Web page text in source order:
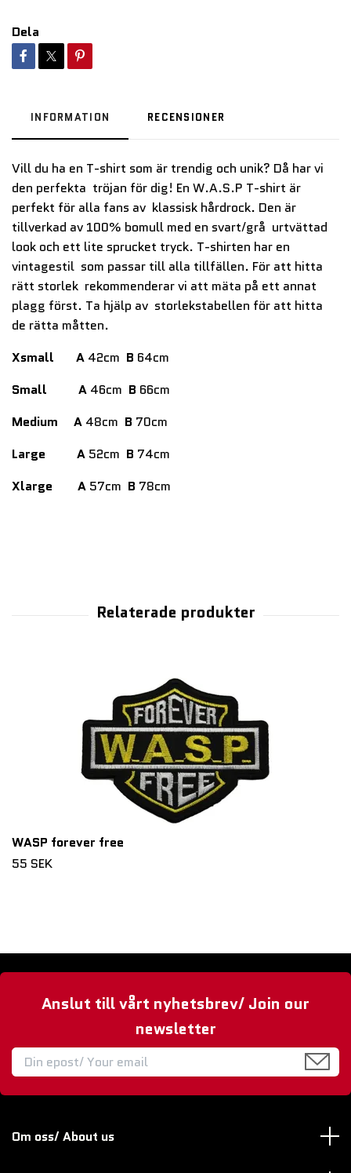
Dela
INFORMATION RECENSIONER
Vill du ha en T-shirt som är trendig och unik? Då har vi
den perfekta tröjan för dig! En W.A.S.P T-shirt är
perfekt för alla fans av klassisk hårdrock. Den är
tillverkad av 100% bomull med en svart/grå urtvättad
look och ett lite sprucket tryck. T-shirten har en
vintagestil som passar till alla tillfällen. För att hitta
rätt storlek rekommenderar vi att mäta på ett annat
plagg först. Ta hjälp av storlekstabellen för att hitta
de rätta måtten.
Xsmall
A 42cm B 64cm
Small
A 46cm B 66cm
Medium
A 48cm B 70cm
Large
A 52cm B 74cm
Xlarge
A 57cm B 78cm
WASP forever free
55 SEK
Anslut till vårt nyhetsbrev/ Join our
newsletter
Om oss/ About us